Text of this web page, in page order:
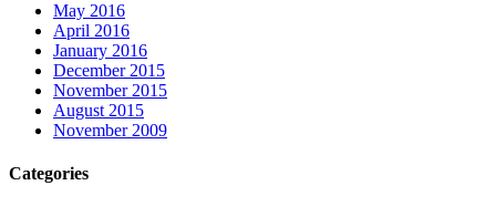
May 2016
April 2016
January 2016
December 2015
November 2015
August 2015
November 2009
Categories